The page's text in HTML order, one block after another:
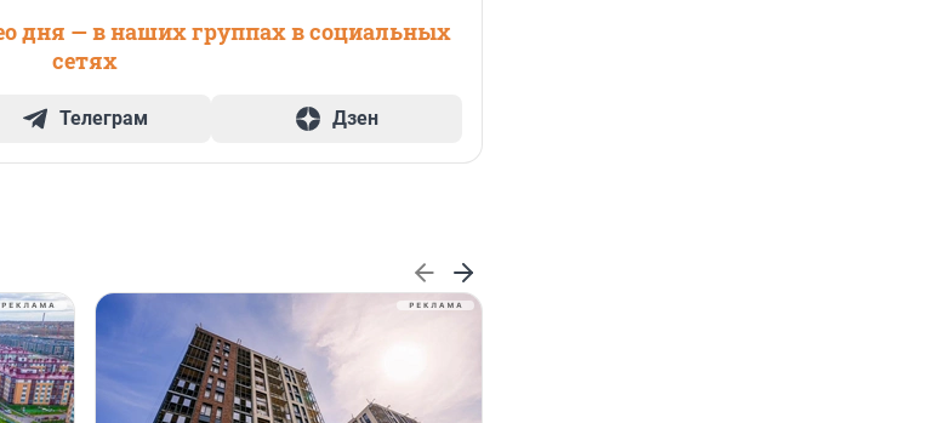
дня — в наших группах в социальных
сетях
Телеграм Дзен